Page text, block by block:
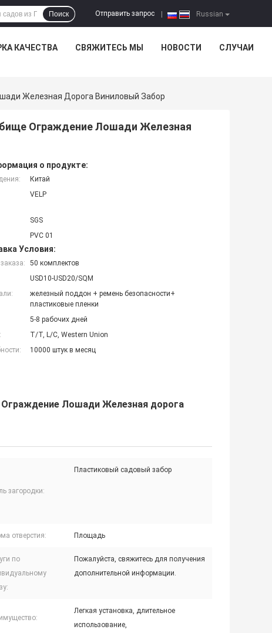
Russian
Отправить запрос
Поиск
КАЧЕСТВА СВЯЖИТЕСЬ МЫ НОВОСТИ СЛУЧАИ
Железная Дорога Виниловый Забор
Ограждение Лошади Железная
о продукте:
Китай
VELP
SGS
PVC 01
Условия:
50 комплектов
USD10-USD20/SQM
железный поддон + ремень безопасности+
пластиковые пленки
5-8 рабочих дней
T/T, L/C, Western Union
10000 штук в месяц
Лошади Железная дорога
загородки:
Пластиковый садовый забор
отверстия: Площадь
по
Пожалуйста, свяжитесь для получения
дополнительной информации.
Легкая установка, длительное
использование,